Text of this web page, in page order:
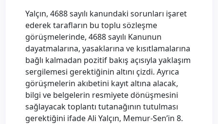
Yalçın, 4688 sayılı kanundaki sorunları işaret
ederek tarafların bu toplu sözleşme
görüşmelerinde, 4688 sayılı Kanunun
dayatmalarına, yasaklarına ve kısıtlamalarına
bağlı kalmadan pozitif bakış açısıyla yaklaşım
sergilemesi gerektiğinin altını çizdi. Ayrıca
görüşmelerin akıbetini kayıt altına alacak,
bilgi ve belgelerin resmiyete dönüşmesini
sağlayacak toplantı tutanağının tutulması
gerektiğini ifade Ali Yalçın, Memur-Sen’in 8.